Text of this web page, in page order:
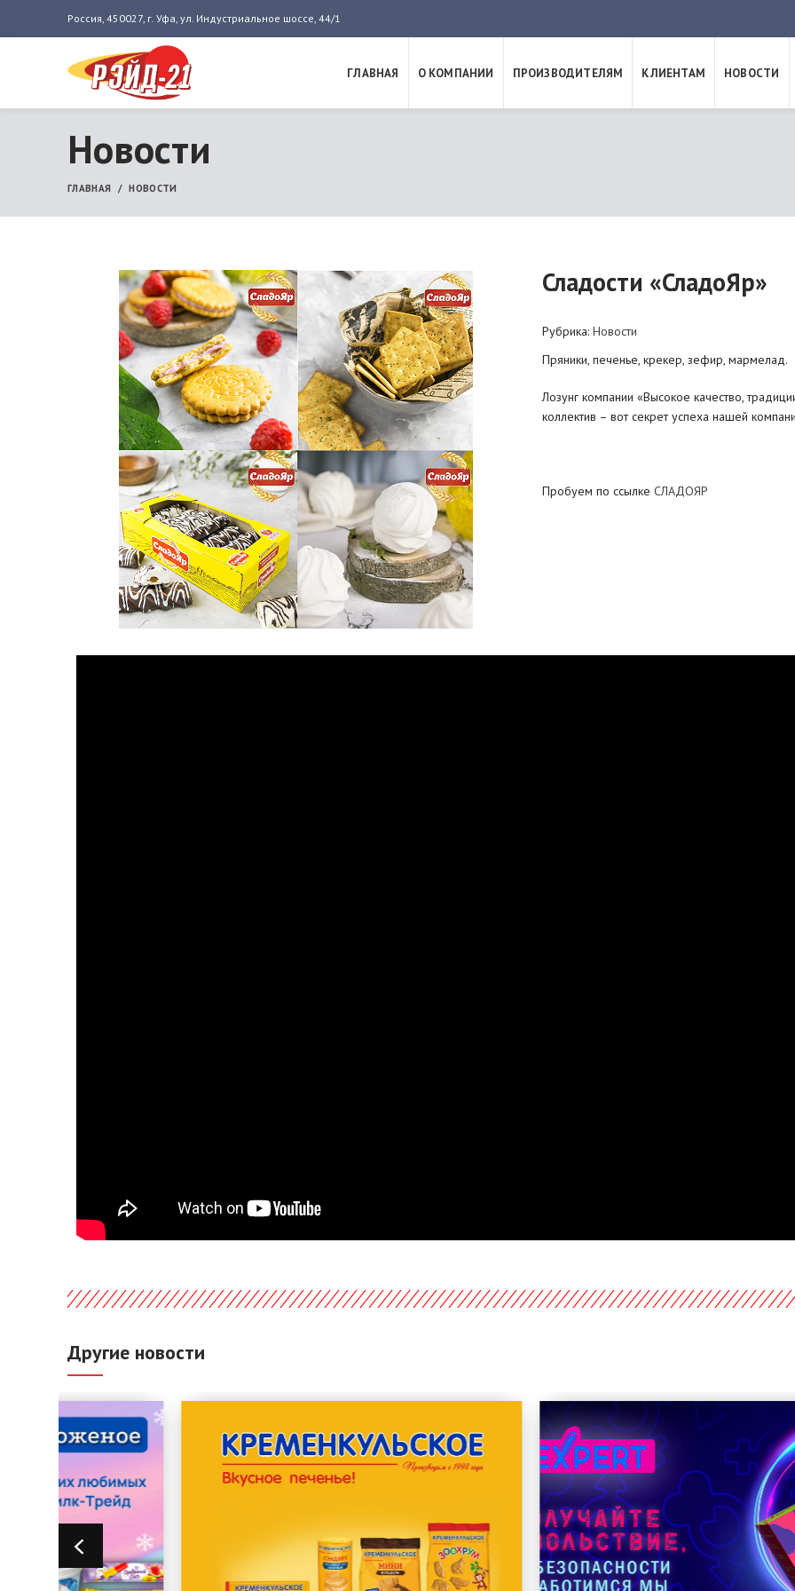
Россия, 450027, г. Уфа, ул. Индустриальное шоссе, 44/1
ГЛАВНАЯ О КОМПАНИИ ПРОИЗВОДИТЕЛЯМ КЛИЕНТАМ НОВОСТИ
Новости
ГЛАВНАЯ НОВОСТИ
Сладости «СладоЯр»
Рубрика: Новости
Пряники, печенье, крекер, зефир, мармелад.
Лозунг компании «Высокое качество,
коллектив – вот секрет успеха нашей
Пробуем по ссылке СЛАДОЯР
Другие новости